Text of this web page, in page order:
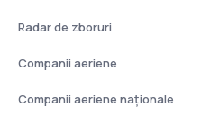
Radar de zboruri
Companii aeriene
Companii aeriene naţionale